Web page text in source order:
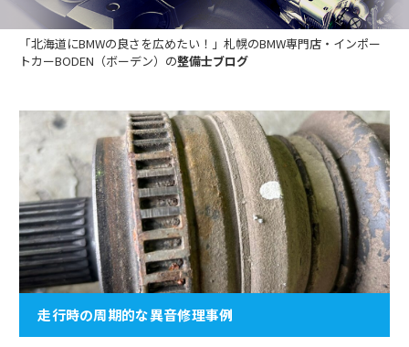
「北海道にBMWの良さを広めたい！」札幌のBMW専門店・インポー
トカーBODEN（ボーデン）の整備士ブログ
走行時の周期的な異音修理事例